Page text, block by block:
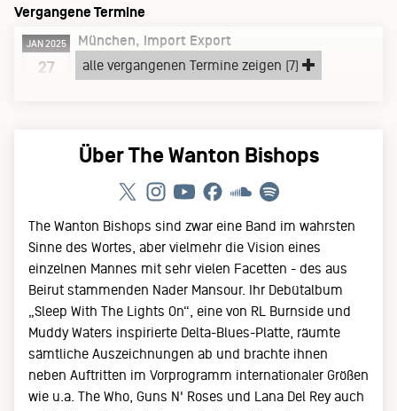
Vergangene Termine
JAN 2025
27
München
Import Export
Montag, 27.01.25
alle vergangenen Termine zeigen (7)
Über The Wanton Bishops
The Wanton Bishops sind zwar eine Band im wahrsten
Sinne des Wortes, aber vielmehr die Vision eines
einzelnen Mannes mit sehr vielen Facetten - des aus
Beirut stammenden Nader Mansour. Ihr Debütalbum
„Sleep With The Lights On“, eine von RL Burnside und
Muddy Waters inspirierte Delta-Blues-Platte, räumte
sämtliche Auszeichnungen ab und brachte ihnen
neben Auftritten im Vorprogramm internationaler Größen
wie u.a. The Who, Guns N' Roses und Lana Del Rey auch